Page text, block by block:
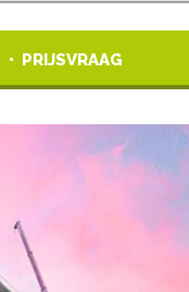
PRIJSVRAAG